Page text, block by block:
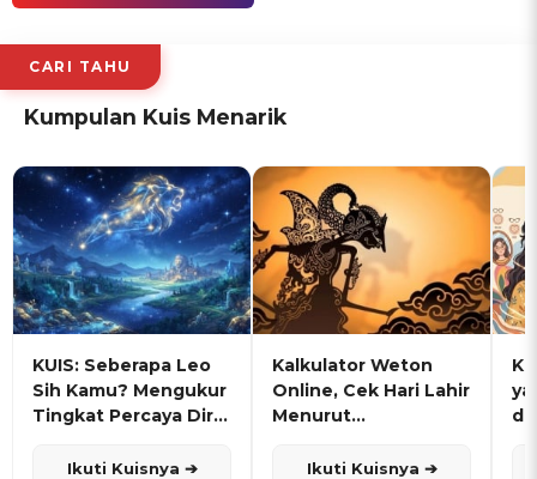
CARI TAHU
Kumpulan Kuis Menarik
KUIS: Seberapa Leo
Sih Kamu? Mengukur
Tingkat Percaya Diri
Ikuti Kuisnya ➔
Kalkulator Weton
Online, Cek Hari Lahir
Menurut
Ikuti Kuisnya ➔